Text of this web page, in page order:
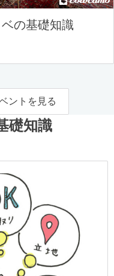
の基礎知識
ントを見る
礎知識